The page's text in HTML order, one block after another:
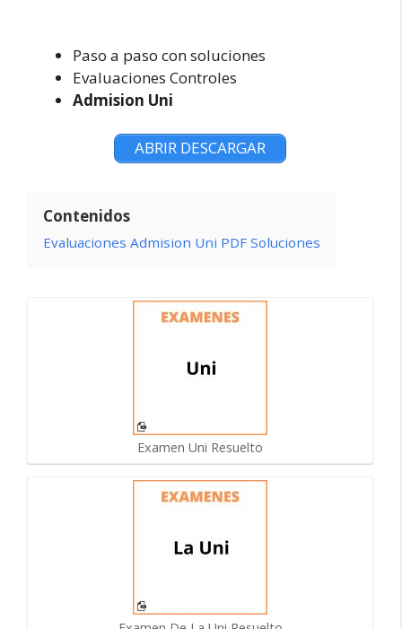
Paso a paso con soluciones
Evaluaciones Controles
Admision Uni
ABRIR DESCARGAR
Contenidos
Evaluaciones Admision Uni PDF Soluciones
Examen Uni Resuelto